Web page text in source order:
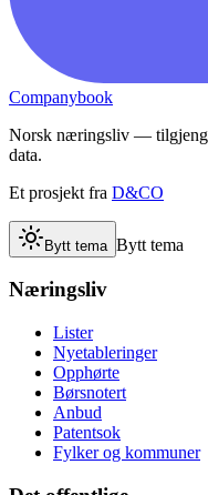
Companybook
Norsk næringsliv —
data.
Et prosjekt fra D&CO
Bytt tema Bytt tema
Næringsliv
Lister
Nyetableringer
Opphørte
Børsnotert
Anbud
Patentsok
Fylker og kommuner